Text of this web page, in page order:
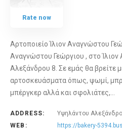
Rate now
Αρτοποιείο Ίλιον Αναγνώστου
Αναγνώστου Γεώργιου , στο
Αλεξάνδρου 8. Σε εμάς θα βρείτε
αρτοσκευάσματα όπως, ψωμί,
μπέργκερ αλλά και σφολιάτες,…
ADDRESS:
Υψηλάντου
WEB:
https://bakery-